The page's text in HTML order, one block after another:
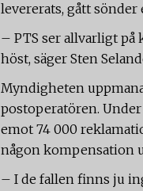
levererats, gått
– PTS ser allvarligt
höst, säger Sten
Myndigheten
postoperatören.
emot 74 000
någon kompensation
– I de fallen finns ju